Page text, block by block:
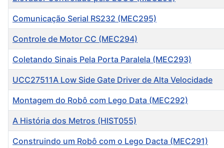
Comunicação Serial RS232 (MEC295)
Controle de Motor CC (MEC294)
Coletando Sinais Pela Porta Paralela (MEC293)
UCC27511A Low Side Gate Driver de Alta Velocidade
Montagem do Robô com Lego Data (MEC292)
A História dos Metros (HIST055)
Construindo um Robô com o Lego Dacta (MEC291)